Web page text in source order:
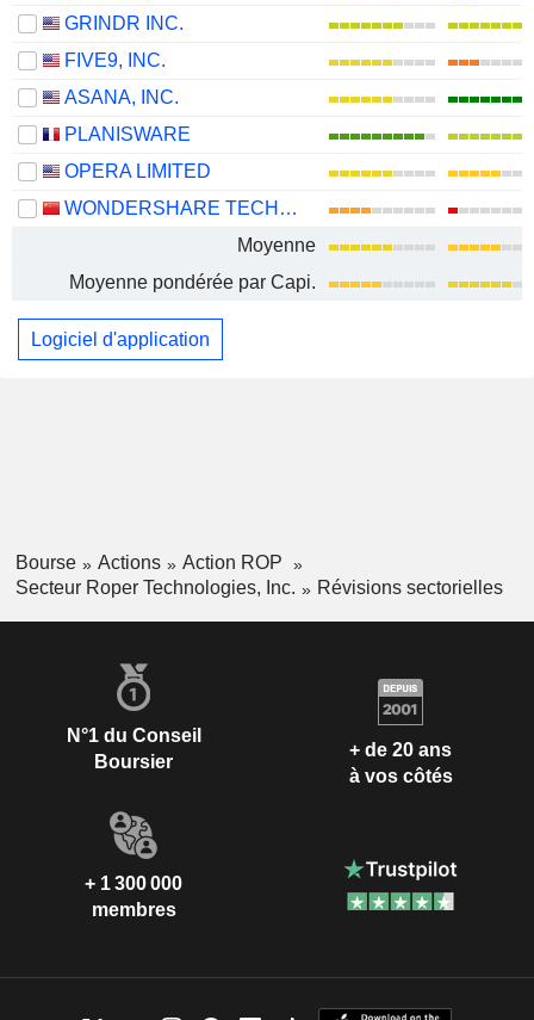
GRINDR INC.
FIVE9, INC.
ASANA, INC.
PLANISWARE
OPERA LIMITED
WONDERSHARE TECHNOLOGY GROUP CO., LTD.
Moyenne
Moyenne pondérée par Capi.
Logiciel d'application
Bourse Actions
Action ROP
Secteur Roper Technologies, Inc.
Révisions sectorielles
N°1 du Conseil
Boursier
+ de 20 ans
à vos côtés
+ 1 300 000
membres